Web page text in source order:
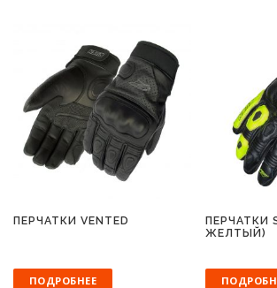
ПЕРЧАТКИ VENTED
ПОДРОБНЕЕ
ПЕРЧАТКИ
ЖЕЛТЫЙ)